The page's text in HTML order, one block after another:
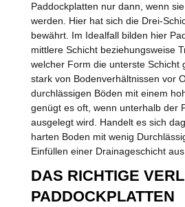
Paddockplatten nur dann, wenn
werden. Hier hat sich die Drei-
bewährt. Im Idealfall bilden hier
mittlere Schicht beziehungsweise
welcher Form die unterste Schicht
stark von Bodenverhältnissen vor
durchlässigen Böden mit einem
genügt es oft, wenn unterhalb der
ausgelegt wird. Handelt es sich
harten Boden mit wenig
Einfüllen einer Drainageschicht
DAS RICHTIGE
PADDOCKPLATTEN